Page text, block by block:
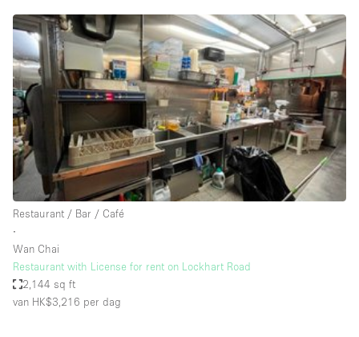
Magazijn
Markt / Festival
Ontvangsthal
Overige
Restaurant / Bar / Café
Salon
Unieke ruimte
Vergaderruimte
Vrachtwagen
Winkel delen
Winkelruimte in winkelcentrum
Restaurant / Bar / Café
∙
Wan Chai
Restaurant with License for rent on Lockhart Road
2,144 sq ft
van HK$3,216 per dag